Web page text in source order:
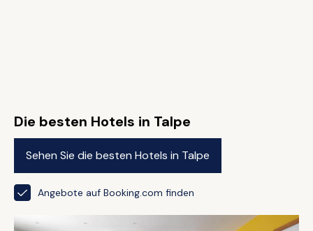
Die besten Hotels in Talpe
Sehen Sie die besten Hotels in Talpe
Angebote auf Booking.com finden